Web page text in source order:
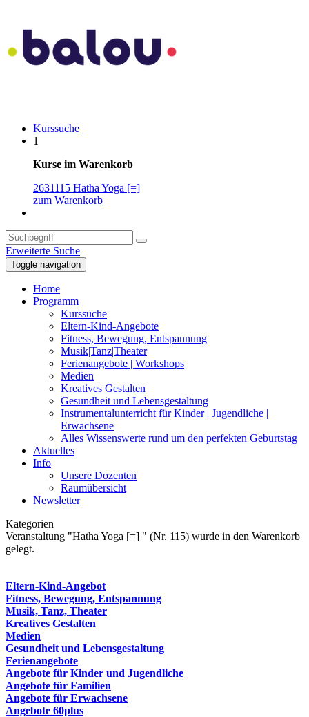
Kurssuche
1
Kurse im Warenkorb
2631115 Hatha Yoga [=]
zum Warenkorb
Erweiterte Suche
Toggle navigation
Home
Programm
Kurssuche
Eltern-Kind-Angebote
Fitness, Bewegung, Entspannung
Musik|Tanz|Theater
Ferienangebote | Workshops
Medien
Kreatives Gestalten
Gesundheit und Lebensgestaltung
Instrumentalunterricht für Kinder | Jugendliche |
Erwachsene
Alles Wissenswerte rund um den perfekten Geburtstag
Aktuelles
Info
Unsere Dozenten
Raumübersicht
Newsletter
Kategorien
Veranstaltung "Hatha Yoga [=] " (Nr. 115) wurde in den Warenkorb
gelegt.
Eltern-Kind-Angebot
Fitness, Bewegung, Entspannung
Musik, Tanz, Theater
Kreatives Gestalten
Medien
Gesundheit und Lebensgestaltung
Ferienangebote
Angebote für Kinder und Jugendliche
Angebote für Familien
Angebote für Erwachsene
Angebote 60plus